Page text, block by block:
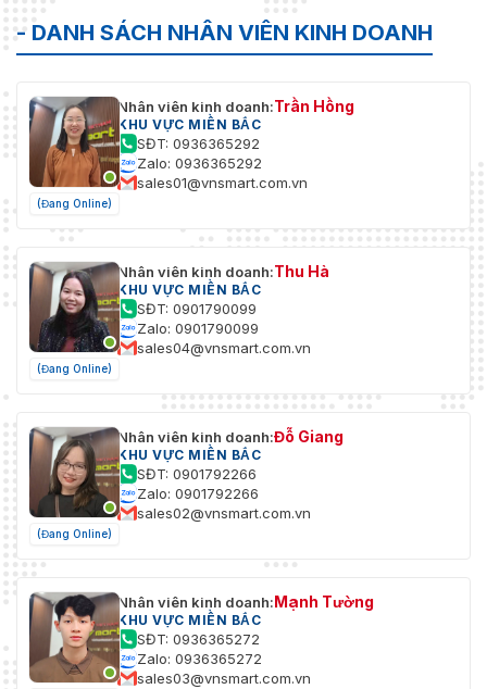
- DANH SÁCH NHÂN VIÊN KINH DOANH
(Đang Online)
Nhân viên kinh doanh:Trần Hồng
KHU VỰC MIỀN BẮC
SĐT: 0936365292
Zalo: 0936365292
sales01@vnsmart.com.vn
(Đang Online)
Nhân viên kinh doanh:Thu Hà
KHU VỰC MIỀN BẮC
SĐT: 0901790099
Zalo: 0901790099
sales04@vnsmart.com.vn
(Đang Online)
Nhân viên kinh doanh:Đỗ Giang
KHU VỰC MIỀN BẮC
SĐT: 0901792266
Zalo: 0901792266
sales02@vnsmart.com.vn
Nhân viên kinh doanh:Mạnh Tường
KHU VỰC MIỀN BẮC
SĐT: 0936365272
Zalo: 0936365272
sales03@vnsmart.com.vn